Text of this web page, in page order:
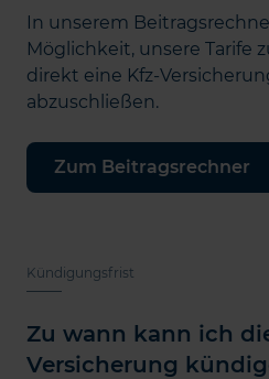
In unserem
Möglichkeit, unsere Tarife
direkt eine Kfz-
abzuschließen.
Zum Beitragsrechner
Kündigungsfrist
Zu wann kann ich
Versicherung